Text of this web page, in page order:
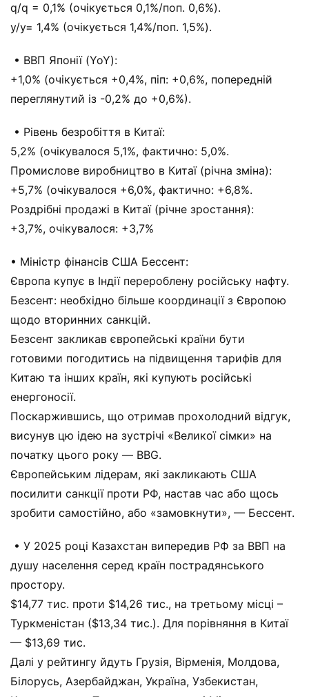
q/q = 0,1% (очікується 0,1%/поп. 0,6%).
y/y= 1,4% (очікується 1,4%/поп. 1,5%).
• ВВП Японії (YoY):
+1,0% (очікується +0,4%, піп: +0,6%, попередній
переглянутий із -0,2% до +0,6%).
• Рівень безробіття в Китаї:
5,2% (очікувалося 5,1%, фактично: 5,0%.
Промислове виробництво в Китаї (річна зміна):
+5,7% (очікувалося +6,0%, фактично: +6,8%.
Роздрібні продажі в Китаї (річне зростання):
+3,7%, очікувалося: +3,7%
• Міністр фінансів США Бессент:
Європа купує в Індії перероблену російську нафту.
Безсент: необхідно більше координації з Європою
щодо вторинних санкцій.
Безсент закликав європейські країни бути
готовими погодитись на підвищення тарифів для
Китаю та інших країн, які купують російські
енергоносії.
Поскаржившись, що отримав прохолодний відгук,
висунув цю ідею на зустрічі «Великої сімки» на
початку цього року — BBG.
Європейським лідерам, які закликають США
посилити санкції проти РФ, настав час або щось
зробити самостійно, або «замовкнути», — Бессент.
• У 2025 році Казахстан випередив РФ за ВВП на
душу населення серед країн пострадянського
простору.
$14,77 тис. проти $14,26 тис., на третьому місці –
Туркменістан ($13,34 тис.). Для порівняння в Китаї
— $13,69 тис.
Далі у рейтингу йдуть Грузія, Вірменія, Молдова,
Білорусь, Азербайджан, Україна, Узбекистан,